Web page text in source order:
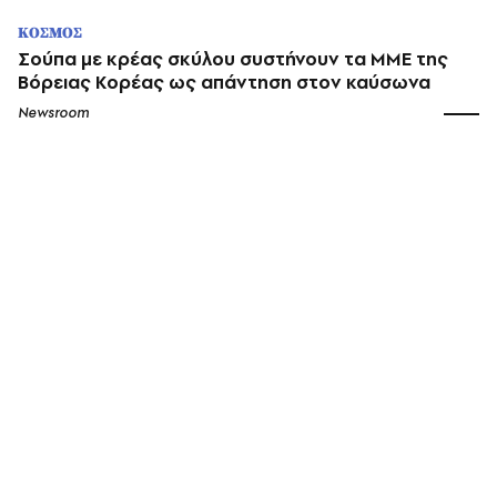
ΚΟΣΜΟΣ
Σούπα με κρέας σκύλου συστήνουν τα ΜΜΕ της
Βόρειας Κορέας ως απάντηση στον καύσωνα
Newsroom